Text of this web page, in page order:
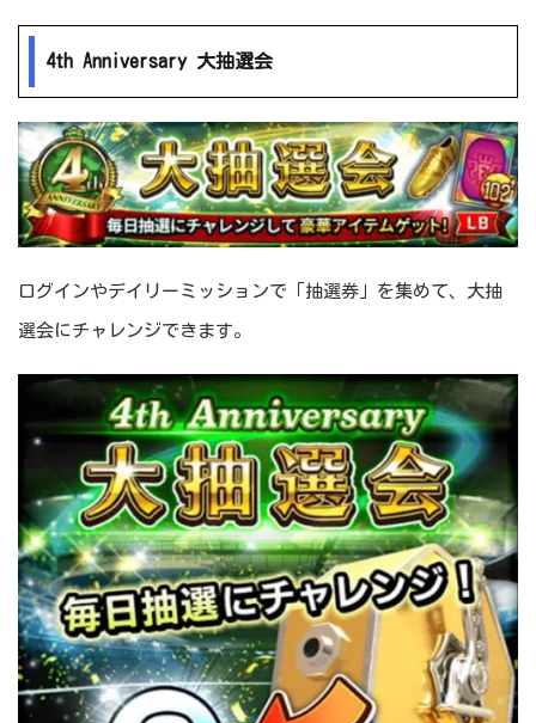
4th Anniversary 大抽選会
ログインやデイリーミッションで「抽選券」を集めて、大抽
選会にチャレンジできます。